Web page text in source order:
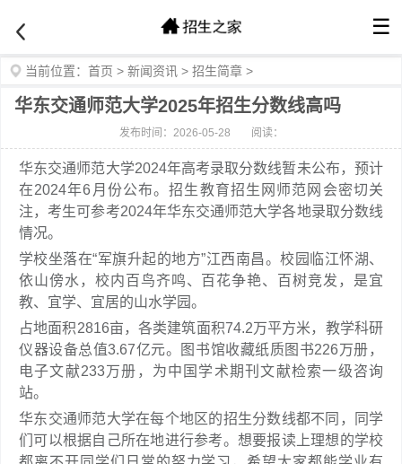
☰
当前位置： 首页 > 新闻资讯 > 招生简章 >
华东交通师范大学2025年招生分数线高吗
发布时间：2026-05-28 阅读：
华东交通师范大学2024年高考录取分数线暂未公布，预计
在2024年6月份公布。招生教育招生网师范网会密切关
注，考生可参考2024年华东交通师范大学各地录取分数线
情况。
学校坐落在“军旗升起的地方”江西南昌。校园临江怀湖、
依山傍水，校内百鸟齐鸣、百花争艳、百树竞发，是宜
教、宜学、宜居的山水学园。
占地面积2816亩，各类建筑面积74.2万平方米，教学科研
仪器设备总值3.67亿元。图书馆收藏纸质图书226万册，
电子文献233万册，为中国学术期刊文献检索一级咨询
站。
华东交通师范大学在每个地区的招生分数线都不同，同学
们可以根据自己所在地进行参考。想要报读上理想的学校